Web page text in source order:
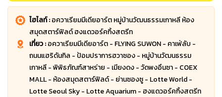
ไฮไลท์ :อควาเรียมมีเดียอาร์ต หมู่บ้านวัฒนธรรมเกาหลี ห้อง
สมุดสตาร์ฟิลด์ ฮงแดวอร์คกิ้งสตรีท
เที่ยว :อควาเรียมมีเดียอาร์ต - FLYING SUWON - คาเฟ่ลับ -
ถนนแฮริดันกิล - ป้อมปราการฮวาซอง - หมู่บ้านวัฒนธรรม
เกาหลี - พิพิธภัณฑ์สาหร่าย - เมียงดง - วัดพงอึนซา - COEX
MALL - ห้องสมุดสตาร์ฟิลด์ - ย่านซองซู - Lotte World -
Lotte Seoul Sky - Lotte Aquarium - ฮงแดวอร์คกิ้งสตรีท